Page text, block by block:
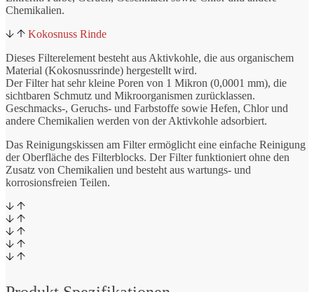
Chemikalien.
Kokosnuss Rinde
Dieses Filterelement besteht aus Aktivkohle, die aus organischem
Material (Kokosnussrinde) hergestellt wird.
Der Filter hat sehr kleine Poren von 1 Mikron (0,0001 mm), die
sichtbaren Schmutz und Mikroorganismen zurücklassen.
Geschmacks-, Geruchs- und Farbstoffe sowie Hefen, Chlor und
andere Chemikalien werden von der Aktivkohle adsorbiert.
Das Reinigungskissen am Filter ermöglicht eine einfache Reinigung
der Oberfläche des Filterblocks. Der Filter funktioniert ohne den
Zusatz von Chemikalien und besteht aus wartungs- und
korrosionsfreien Teilen.